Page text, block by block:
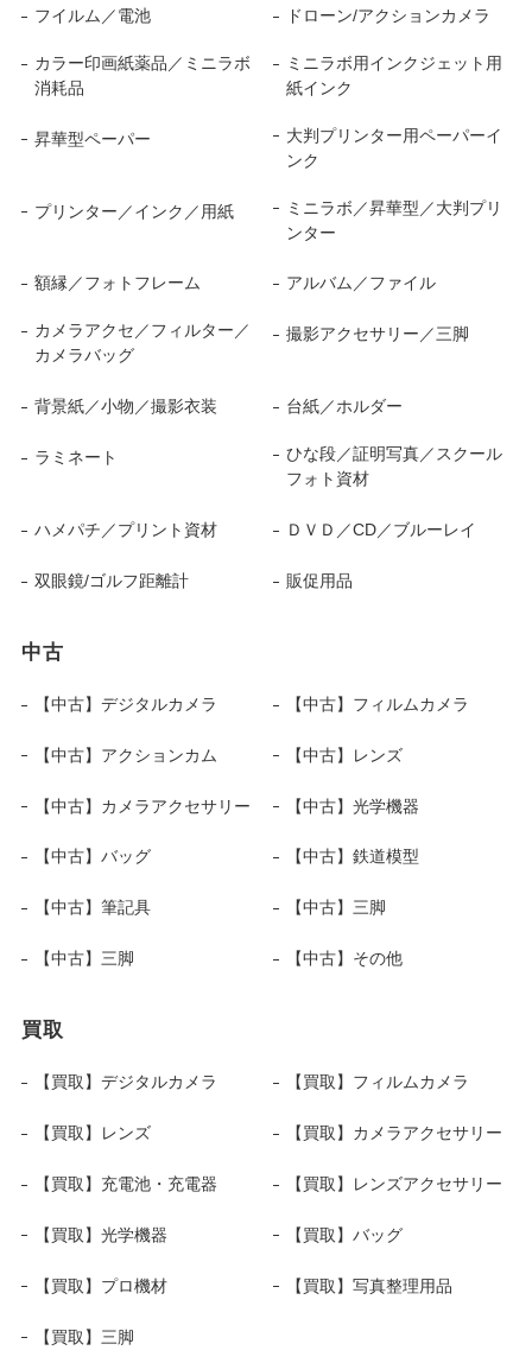
フイルム／電池 ドローン/アクションカメラ
カラー印画紙薬品／ミニラボ
消耗品
ミニラボ用インクジェット用
紙インク
昇華型ペーパー
大判プリンター用ペーパーイ
ンク
プリンター／インク／用紙
ミニラボ／昇華型／大判プリ
ンター
額縁／フォトフレーム アルバム／ファイル
カメラアクセ／フィルター／
カメラバッグ
撮影アクセサリー／三脚
背景紙／小物／撮影衣装 台紙／ホルダー
ラミネート
ひな段／証明写真／スクール
フォト資材
ハメパチ／プリント資材 ＤＶＤ／CD／ブルーレイ
双眼鏡/ゴルフ距離計 販促用品
中古
【中古】デジタルカメラ 【中古】フィルムカメラ
【中古】アクションカム 【中古】レンズ
【中古】カメラアクセサリー 【中古】光学機器
【中古】バッグ 【中古】鉄道模型
【中古】筆記具 【中古】三脚
【中古】三脚 【中古】その他
買取
【買取】デジタルカメラ 【買取】フィルムカメラ
【買取】レンズ 【買取】カメラアクセサリー
【買取】充電池・充電器 【買取】レンズアクセサリー
【買取】光学機器 【買取】バッグ
【買取】プロ機材 【買取】写真整理用品
【買取】三脚